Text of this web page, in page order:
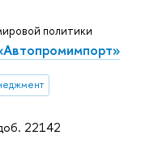
22142
политики